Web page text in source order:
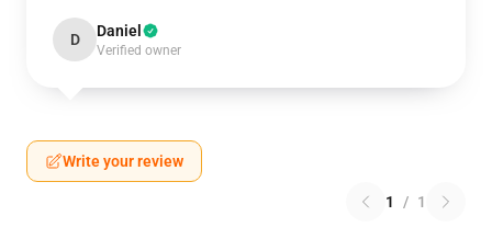
D Daniel
Verified owner
Write your review
1 / 1